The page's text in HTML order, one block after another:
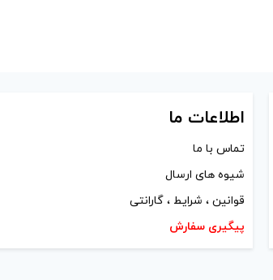
اطلاعات ما
تماس با ما
شیوه های ارسال
قوانین ، شرایط ، گارانتی
پیگیری سفارش